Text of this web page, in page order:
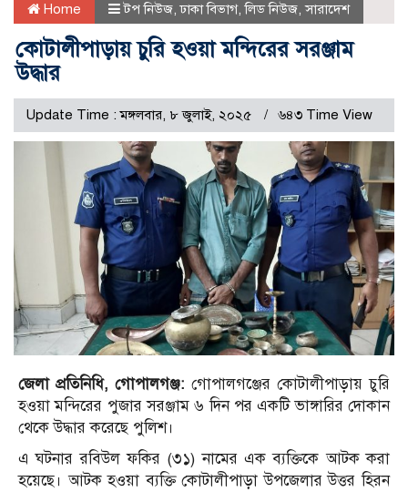
Home টপ নিউজ,ঢাকা বিভাগ,লিড নিউজ,সারাদেশ
কোটালীপাড়ায় চুরি হওয়া মন্দিরের সরঞ্জাম
উদ্ধার
Update Time : মঙ্গলবার, ৮ জুলাই, ২০২৫ ৬৪৩ Time View
জেলা প্রতিনিধি, গোপালগঞ্জ: গোপালগঞ্জের কোটালীপাড়ায় চুরি
হওয়া মন্দিরের পুজার সরঞ্জাম ৬ দিন পর একটি ভাঙ্গারির দোকান
থেকে উদ্ধার করেছে পুলিশ।
এ ঘটনার রবিউল ফকির (৩১) নামের এক ব্যক্তিকে আটক করা
হয়েছে। আটক হওয়া ব্যক্তি কোটালীপাড়া উপজেলার উত্তর হিরন